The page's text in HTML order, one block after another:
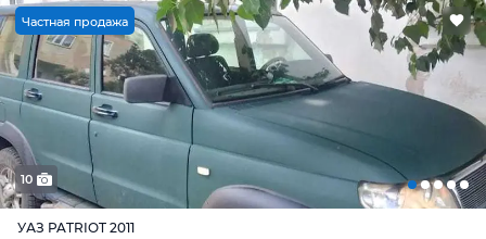
Частная продажа
10
УАЗ PATRIOT 2011